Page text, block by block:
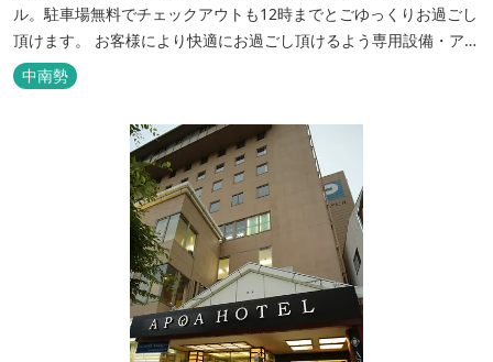
ル。駐車場無料でチェックアウトも12時までとごゆっくりお過ごし
頂けます。 お客様により快適にお過ごし頂けるよう専用設備・アメ
ニティ付き女性専用フロアやビジネスマンに最適なパソコン・プリ
ンター設置のお部屋など多種多様な部屋タイプ・サービスをご用
意。本質の時間、至上の空間をお届けいたします。 また１Fにはカ
フェ＆レストランE...
中南勢